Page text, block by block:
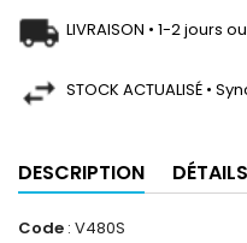
LIVRAISON • 1-2 jours
STOCK ACTUALISÉ •
DESCRIPTION
Code : V480S